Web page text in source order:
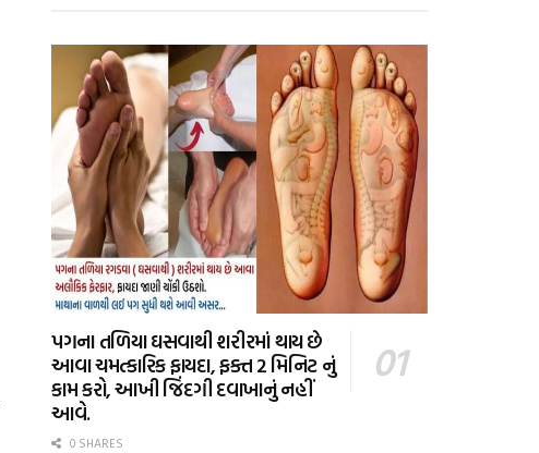
પગના તળિયા ઘસવાથી શરીરમાં થાય છે
આવા ચમત્કારિક ફાયદા, ફક્ત 2 મિનિટ નું
કામ કરો, આખી જિંદગી દવાખાનું નહીં
આવે.
0 SHARES